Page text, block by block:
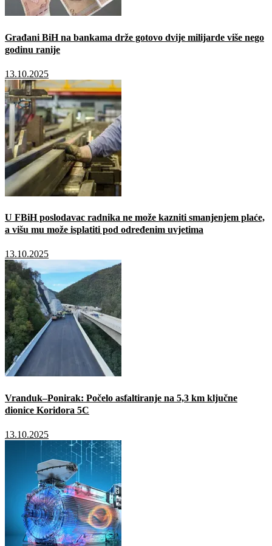
Građani BiH na bankama drže gotovo dvije milijarde više nego
godinu ranije
13.10.2025
U FBiH poslodavac radnika ne može kazniti smanjenjem plaće,
a višu mu može isplatiti pod određenim uvjetima
13.10.2025
Vranduk–Ponirak: Počelo asfaltiranje na 5,3 km ključne
dionice Koridora 5C
13.10.2025